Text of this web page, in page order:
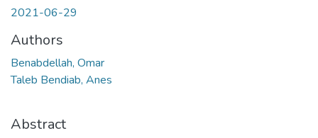
2021-06-29
Authors
Benabdellah, Omar
Taleb Bendiab, Anes
Abstract